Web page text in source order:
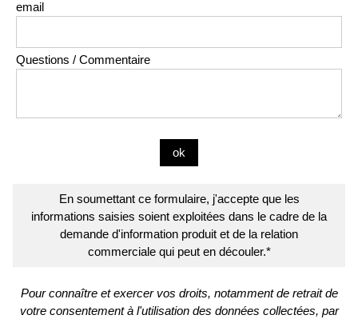
email
Questions / Commentaire
En soumettant ce formulaire, j'accepte que les
informations saisies soient exploitées dans le cadre de la
demande d'information produit et de la relation
commerciale qui peut en découler.*
Pour connaître et exercer vos droits, notamment de retrait de
votre consentement à l'utilisation des données collectées, par